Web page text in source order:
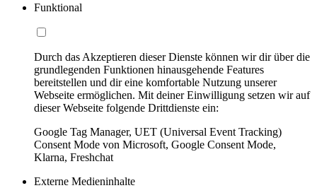
Funktional
Durch das Akzeptieren dieser Dienste können wir dir über die
grundlegenden Funktionen hinausgehende Features
bereitstellen und dir eine komfortable Nutzung unserer
Webseite ermöglichen. Mit deiner Einwilligung setzen wir auf
dieser Webseite folgende Drittdienste ein:
Google Tag Manager, UET (Universal Event Tracking)
Consent Mode von Microsoft, Google Consent Mode,
Klarna, Freshchat
Externe Medieninhalte